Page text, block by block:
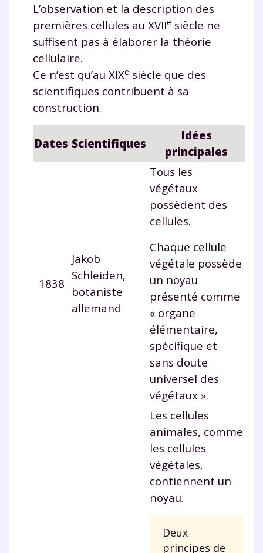
L’observation et la description des
premières cellules au XVIIe siècle ne
suffisent pas à élaborer la théorie
cellulaire.
Ce n’est qu’au XIXe siècle que des
scientifiques contribuent à sa
construction.
Dates Scientifiques
Idées
principales
1838
Jakob
Schleiden,
botaniste
allemand
Tous les
végétaux
possèdent des
cellules.
Chaque cellule
végétale possède
un noyau
présenté comme
« organe
élémentaire,
spécifique et
sans doute
universel des
végétaux ».
Les cellules
animales, comme
les cellules
végétales,
contiennent un
noyau.
Deux
principes de
Envie de progresser
et de réussir votre
année scolaire ?
Testez gratuitement
pendant 24h notre
plateforme de soutien
Fiches de cours et vidéos,exercices
podcasts de révisions
espace dédié aux parents